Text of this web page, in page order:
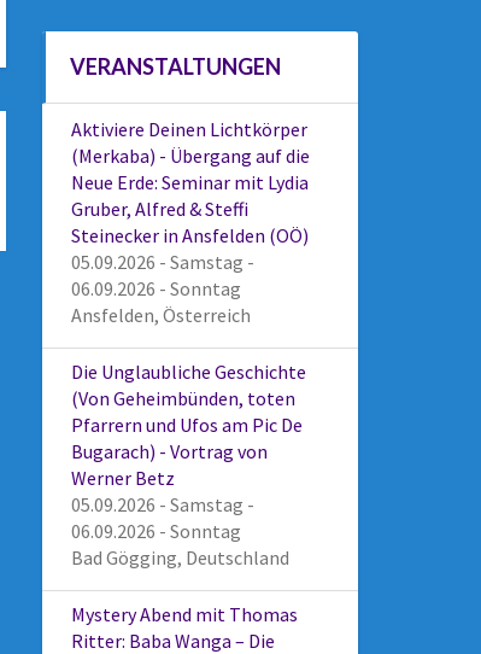
VERANSTALTUNGEN
Aktiviere Deinen Lichtkörper
(Merkaba) - Übergang auf die
Neue Erde: Seminar mit Lydia
Gruber, Alfred & Steffi
Steinecker in Ansfelden (OÖ)
05.09.2026 - Samstag -
06.09.2026 - Sonntag
Ansfelden, Österreich
Die Unglaubliche Geschichte
(Von Geheimbünden, toten
Pfarrern und Ufos am Pic De
Bugarach) - Vortrag von
Werner Betz
05.09.2026 - Samstag -
06.09.2026 - Sonntag
Bad Gögging, Deutschland
Mystery Abend mit Thomas
Ritter: Baba Wanga – Die